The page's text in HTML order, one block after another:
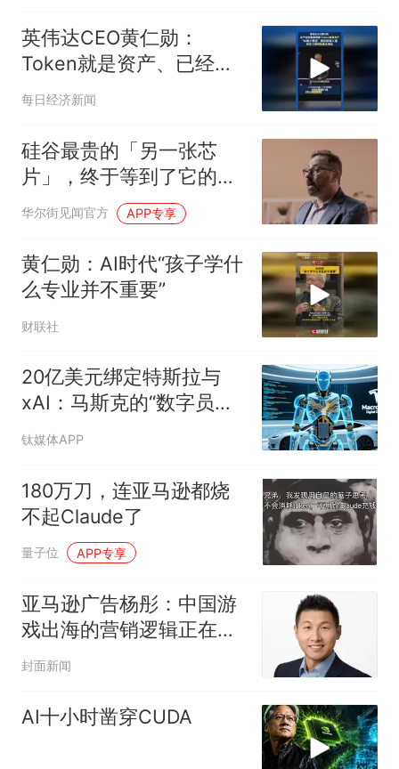
英伟达CEO黄仁勋：
Token就是资产、已经成
为获利的营收单位
每日经济新闻
硅谷最贵的「另一张芯
片」，终于等到了它的时
刻
华尔街见闻官方 APP专享
黄仁勋：AI时代“孩子学什
么专业并不重要”
财联社
20亿美元绑定特斯拉与
xAI：马斯克的“数字员
工”，到底算的是什么账？
钛媒体APP
180万刀，连亚马逊都烧
不起Claude了
量子位 APP专享
亚马逊广告杨彤：中国游
戏出海的营销逻辑正在重
构；追觅清洁电器全球累
资道
封面新闻
AI十小时凿穿CUDA